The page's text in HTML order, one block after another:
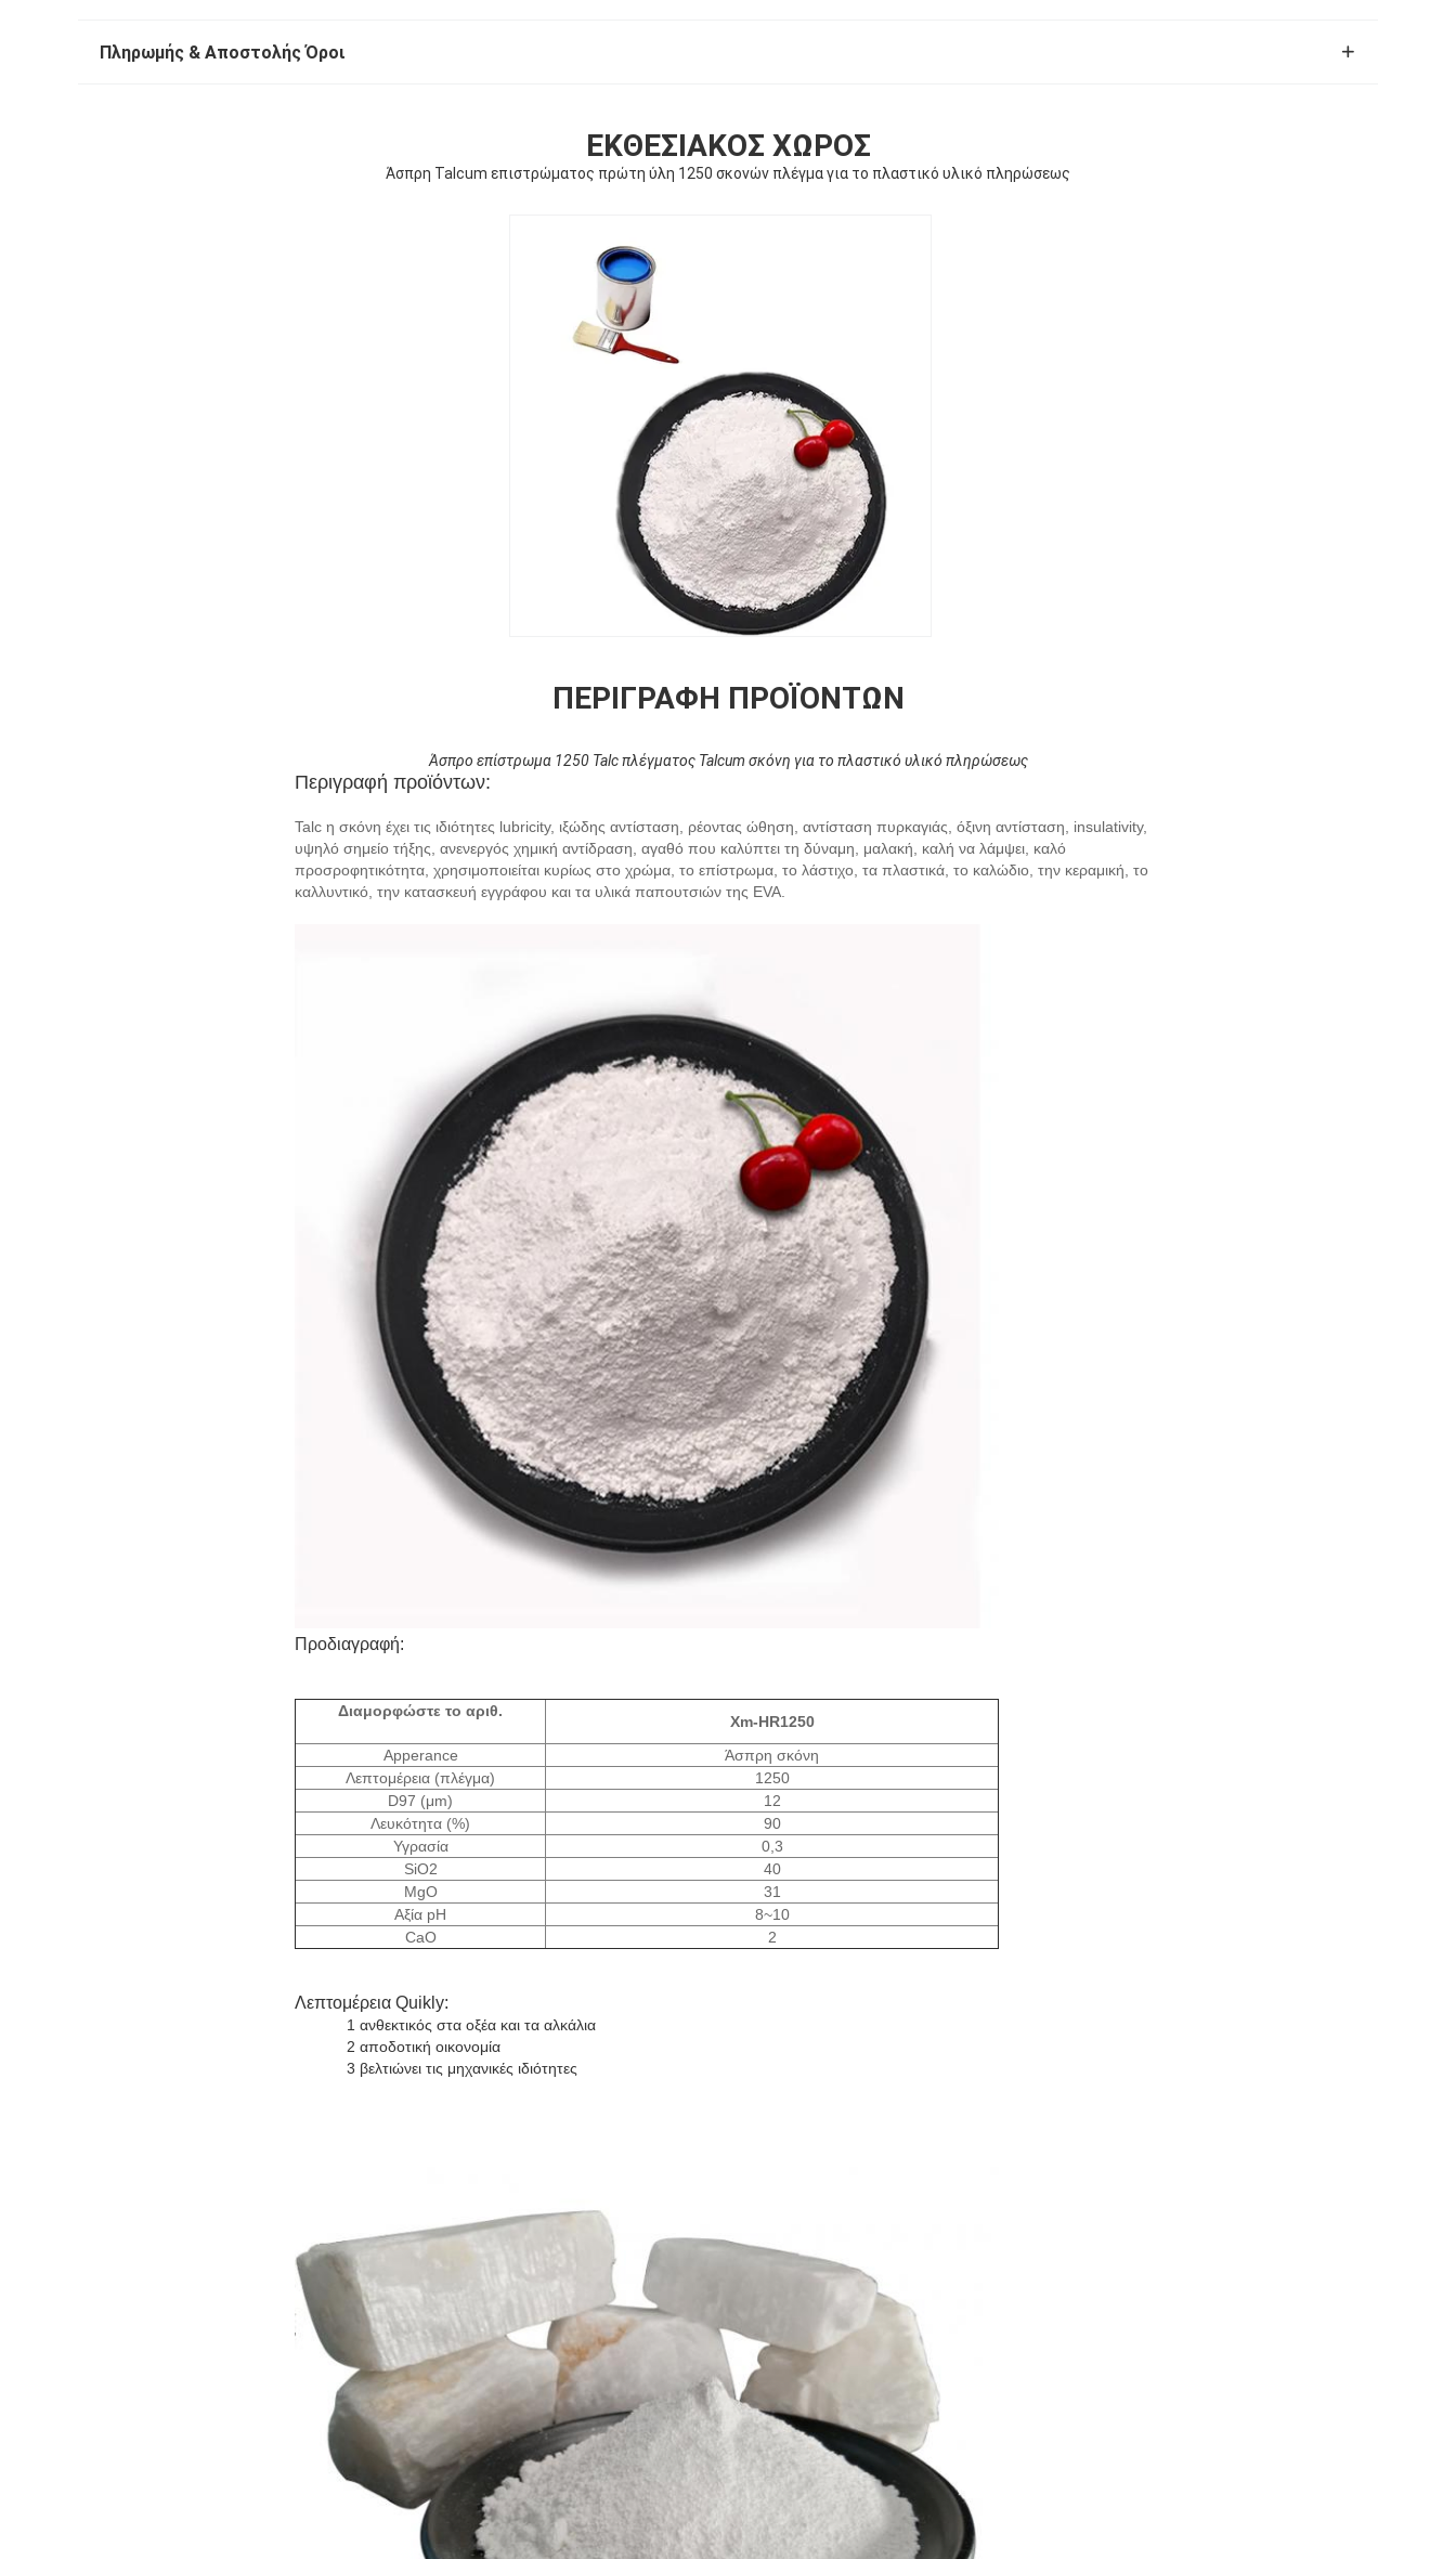
Πληρωμής & Αποστολής Όροι
ΕΚΘΕΣΙΑΚΌΣ ΧΏΡΟΣ
Άσπρη Talcum επιστρώματος πρώτη ύλη 1250 σκονών πλέγμα για το πλαστικό υλικό πληρώσεως
ΠΕΡΙΓΡΑΦΉ ΠΡΟΪΌΝΤΩΝ
Άσπρο επίστρωμα 1250 Talc πλέγματος Talcum σκόνη για το πλαστικό υλικό πληρώσεως
Περιγραφή προϊόντων:
Talc η σκόνη έχει τις ιδιότητες lubricity, ιξώδης αντίσταση, ρέοντας ώθηση, αντίσταση πυρκαγιάς, όξινη αντίσταση, insulativity,
υψηλό σημείο τήξης, ανενεργός χημική αντίδραση, αγαθό που καλύπτει τη δύναμη, μαλακή, καλή να λάμψει, καλό
προσροφητικότητα, χρησιμοποιείται κυρίως στο χρώμα, το επίστρωμα, το λάστιχο, τα πλαστικά, το καλώδιο, την κεραμική, το
καλλυντικό, την κατασκευή εγγράφου και τα υλικά παπουτσιών της EVA.
Προδιαγραφή:
Διαμορφώστε το αριθ.
Xm-HR1250
Apperance
Άσπρη σκόνη
Λεπτομέρεια (πλέγμα)
1250
D97 (μm)
12
Λευκότητα (%)
90
Υγρασία
0,3
SiO2
40
MgO
31
Αξία pH
8~10
CaO
2
Λεπτομέρεια Quikly:
1 ανθεκτικός στα οξέα και τα αλκάλια
2 αποδοτική οικονομία
3 βελτιώνει τις μηχανικές ιδιότητες